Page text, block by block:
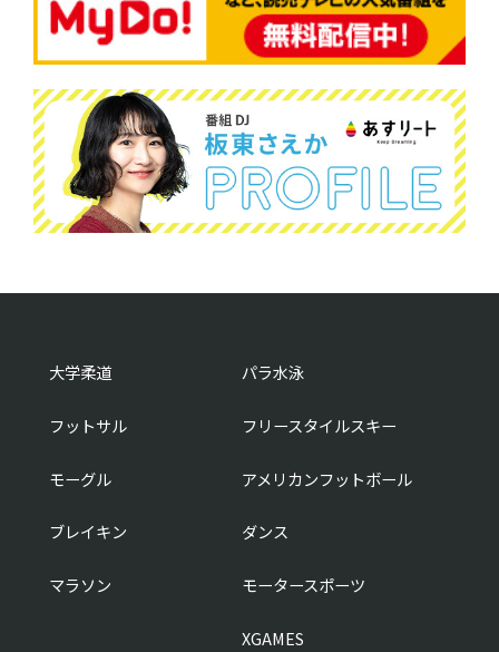
大学柔道 パラ水泳
フットサル フリースタイルスキー
モーグル アメリカンフットボール
ブレイキン ダンス
マラソン モータースポーツ
XGAMES